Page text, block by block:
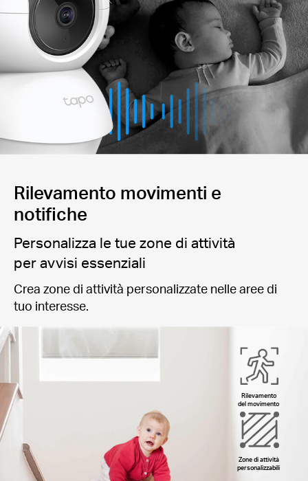
Rilevamento movimenti e
notifiche
Personalizza le tue zone di attività
per avvisi essenziali
Crea zone di attività personalizzate nelle aree di
tuo interesse.
Rilevamento
del movimento
Zone di attività
personalizzabili